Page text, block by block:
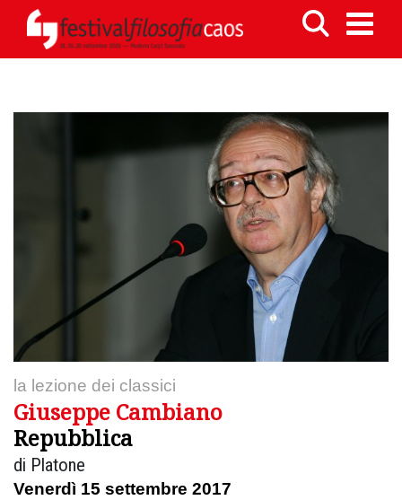
la lezione dei classici
Giuseppe Cambiano
Repubblica
di Platone
Venerdì 15 settembre 2017